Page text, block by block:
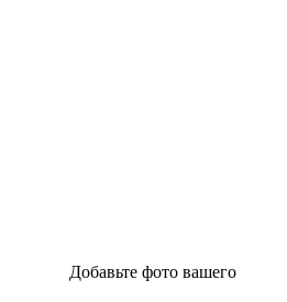
Добавьте фото вашего